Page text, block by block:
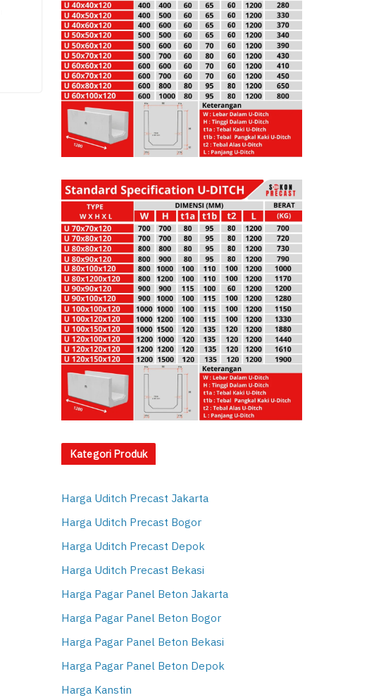
Kategori Produk
Harga Uditch Precast Jakarta
Harga Uditch Precast Bogor
Harga Uditch Precast Depok
Harga Uditch Precast Bekasi
Harga Pagar Panel Beton Jakarta
Harga Pagar Panel Beton Bogor
Harga Pagar Panel Beton Bekasi
Harga Pagar Panel Beton Depok
Harga Kanstin